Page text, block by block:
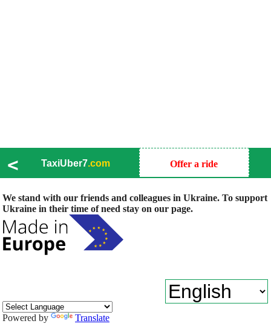
< TaxiUber7.com Offer a ride
We stand with our friends and colleagues in Ukraine. To support
Ukraine in their time of need stay on our page.
Powered by Translate